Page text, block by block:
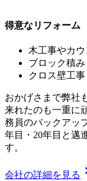
得意なリフォーム
木工事やカ
ブロック積み
クロス壁工
おかげさまで弊社
来れたのも一重に
務員のバックアッ
年目・20年目と邁
す。
会社の詳細を見る